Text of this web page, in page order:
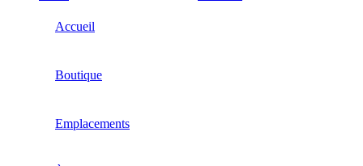
Accueil
Boutique
Emplacements